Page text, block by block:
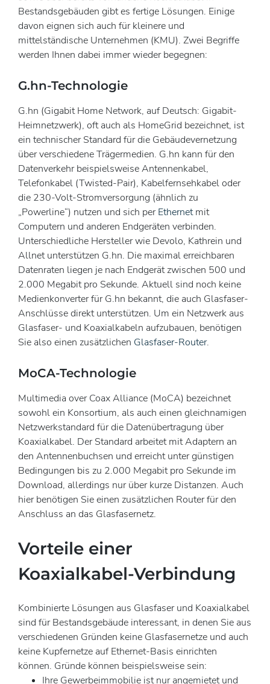
Bestandsgebäuden gibt es fertige Lösungen. Einige
davon eignen sich auch für kleinere und
mittelständische Unternehmen (KMU). Zwei Begriffe
werden Ihnen dabei immer wieder begegnen:
G.hn-Technologie
G.hn (Gigabit Home Network, auf Deutsch: Gigabit-
Heimnetzwerk), oft auch als HomeGrid bezeichnet, ist
ein technischer Standard für die Gebäudevernetzung
über verschiedene Trägermedien. G.hn kann für den
Datenverkehr beispielsweise Antennenkabel,
Telefonkabel (Twisted-Pair), Kabelfernsehkabel oder
die 230-Volt-Stromversorgung (ähnlich zu
„Powerline“) nutzen und sich perEthernetmit
Computern und anderen Endgeräten verbinden.
Unterschiedliche Hersteller wie Devolo, Kathrein und
Allnet unterstützen G.hn. Die maximal erreichbaren
Datenraten liegen je nach Endgerät zwischen 500 und
2.000 Megabit pro Sekunde. Aktuell sind noch keine
Medienkonverter für G.hn bekannt, die auch Glasfaser-
Anschlüsse direkt unterstützen. Um ein Netzwerk aus
Glasfaser- und Koaxialkabeln aufzubauen, benötigen
Sie also einen zusätzlichen Glasfaser-Router.
MoCA-Technologie
Multimedia over Coax Alliance (MoCA) bezeichnet
sowohl ein Konsortium, als auch einen gleichnamigen
Netzwerkstandard für die Datenübertragung über
Koaxialkabel. Der Standard arbeitet mit Adaptern an
den Antennenbuchsen und erreicht unter günstigen
Bedingungen bis zu 2.000 Megabit pro Sekunde im
Download, allerdings nur über kurze Distanzen. Auch
hier benötigen Sie einen zusätzlichen Router für den
Anschluss an das Glasfasernetz.
Vorteile einer
Koaxialkabel-Verbindung
Kombinierte Lösungen aus Glasfaser und Koaxialkabel
sind für Bestandsgebäude interessant, in denen Sie aus
verschiedenen Gründen keine Glasfasernetze und auch
keine Kupfernetze auf Ethernet-Basis einrichten
können. Gründe können beispielsweise sein:
Ihre Gewerbeimmobilie ist nur angemietet und